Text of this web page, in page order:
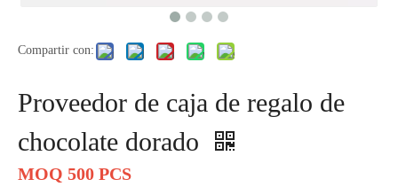
Compartir con:
Proveedor de caja de regalo de
chocolate dorado
MOQ 500 PCS